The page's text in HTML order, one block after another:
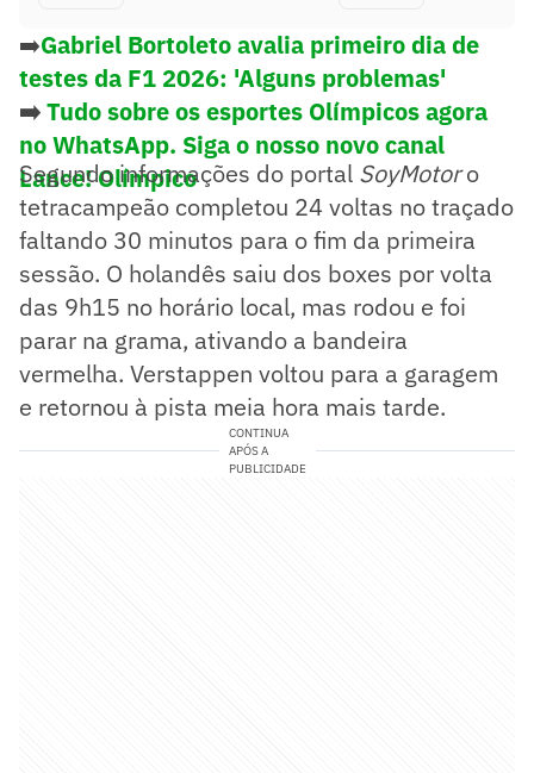
➡️Gabriel Bortoleto avalia primeiro dia de
testes da F1 2026: 'Alguns problemas'
➡️Tudo sobre os esportes Olímpicos agora
no WhatsApp. Siga o nosso novo canal
Lance! Olímpico
Segundo informações do portal SoyMotoro
tetracampeão completou 24 voltas no traçado
faltando 30 minutos para o fim da primeira
sessão. O holandês saiu dos boxes por volta
das 9h15 no horário local, mas rodou e foi
parar na grama, ativando a bandeira
vermelha. Verstappen voltou para a garagem
e retornou à pista meia hora mais tarde.
CONTINUA
APÓS A
PUBLICIDADE